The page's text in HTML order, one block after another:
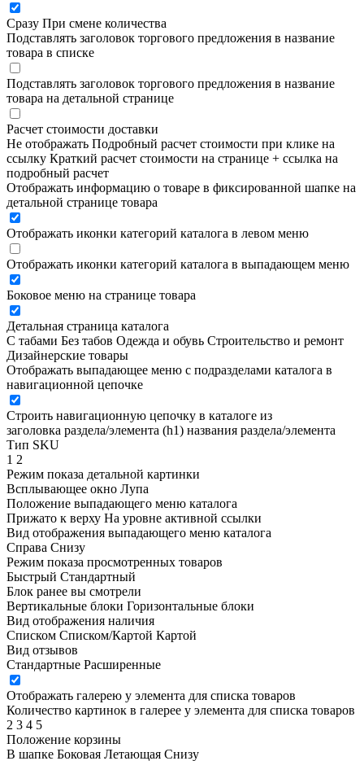
Сразу При смене количества
Подставлять заголовок торгового предложения в название
товара в списке
Подставлять заголовок торгового предложения в название
товара на детальной странице
Расчет стоимости доставки
Не отображать Подробный расчет стоимости при клике на
ссылку Краткий расчет стоимости на странице + ссылка на
подробный расчет
Отображать информацию о товаре в фиксированной шапке на
детальной странице товара
Отображать иконки категорий каталога в левом меню
Отображать иконки категорий каталога в выпадающем меню
Боковое меню на странице товара
Детальная страница каталога
С табами Без табов Одежда и обувь Строительство и ремонт
Дизайнерские товары
Отображать выпадающее меню с подразделами каталога в
навигационной цепочке
Строить навигационную цепочку в каталоге из
заголовка раздела/элемента (h1) названия раздела/элемента
Тип SKU
1 2
Режим показа детальной картинки
Всплывающее окно Лупа
Положение выпадающего меню каталога
Прижато к верху На уровне активной ссылки
Вид отображения выпадающего меню каталога
Справа Снизу
Режим показа просмотренных товаров
Быстрый Стандартный
Блок ранее вы смотрели
Вертикальные блоки Горизонтальные блоки
Вид отображения наличия
Списком Списком/Картой Картой
Вид отзывов
Стандартные Расширенные
Отображать галерею у элемента для списка товаров
Количество картинок в галерее у элемента для списка товаров
2 3 4 5
Положение корзины
В шапке Боковая Летающая Снизу